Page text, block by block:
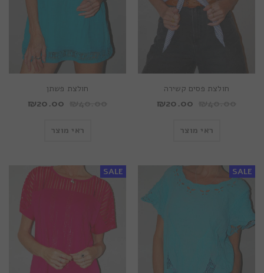
חולצת פסים קשירה
₪20.00
ראי מוצר
חולצת פשתן
₪20.00
ראי מוצר
SALE
SALE